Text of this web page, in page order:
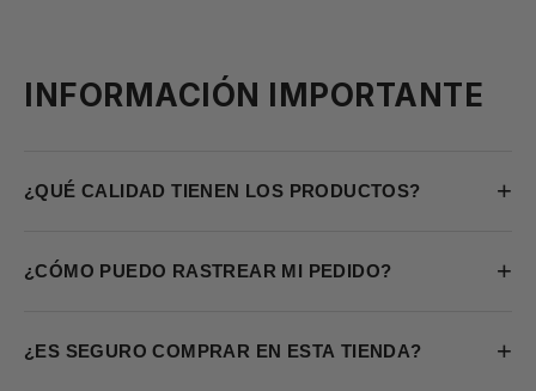
INFORMACIÓN IMPORTANTE
¿QUÉ CALIDAD TIENEN LOS PRODUCTOS? +
¿CÓMO PUEDO RASTREAR MI PEDIDO? +
¿ES SEGURO COMPRAR EN ESTA TIENDA? +